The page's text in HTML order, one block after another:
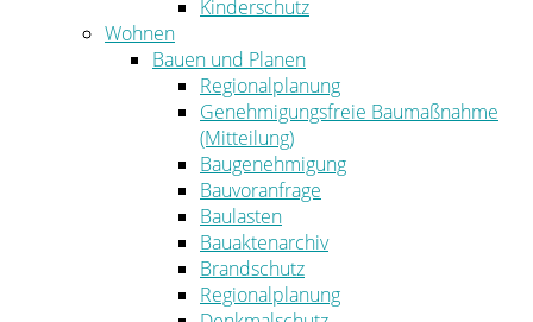
Kinderschutz
Wohnen
Bauen und Planen
Regionalplanung
Genehmigungsfreie Baumaßnahme
(Mitteilung)
Baugenehmigung
Bauvoranfrage
Baulasten
Bauaktenarchiv
Brandschutz
Regionalplanung